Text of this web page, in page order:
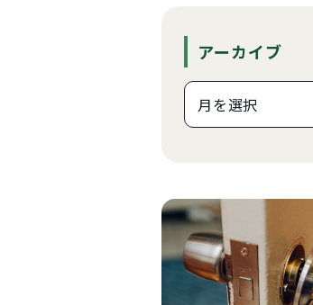
アーカイブ